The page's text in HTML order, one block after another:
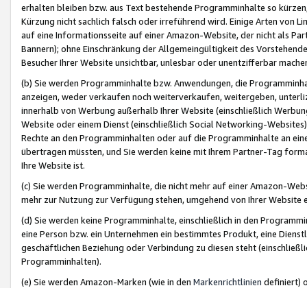
erhalten bleiben bzw. aus Text bestehende Programminhalte so
Kürzung nicht sachlich falsch oder irreführend wird. Einige Arten von
auf eine Informationsseite auf einer Amazon-Website, der nicht als
Bannern); ohne Einschränkung der Allgemeingültigkeit des
Besucher Ihrer Website unsichtbar, unlesbar oder unentzifferbar
(b) Sie werden Programminhalte bzw. Anwendungen, die
anzeigen, weder verkaufen noch weiterverkaufen, weitergeben,
innerhalb von Werbung außerhalb Ihrer Website (einschließlich
Website oder einem Dienst (einschließlich Social Networking-
Rechte an den Programminhalten oder auf die Programminhalte an
übertragen müssten, und Sie werden keine mit Ihrem Partner-Tag
Ihre Website ist.
(c) Sie werden Programminhalte, die nicht mehr auf einer Amazon-
mehr zur Nutzung zur Verfügung stehen, umgehend von Ihrer
(d) Sie werden keine Programminhalte, einschließlich in den
eine Person bzw. ein Unternehmen ein bestimmtes Produkt, eine
geschäftlichen Beziehung oder Verbindung zu diesen steht
Programminhalten).
(e) Sie werden Amazon-Marken (wie in den Markenrichtlinien definiert)